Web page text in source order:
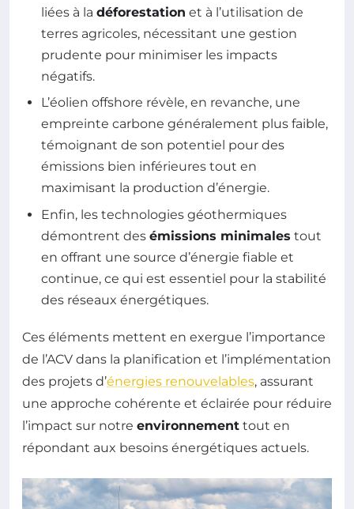
liées à la déforestation et à l’utilisation de
terres agricoles, nécessitant une gestion
prudente pour minimiser les impacts
négatifs.
L’éolien offshore révèle, en revanche, une
empreinte carbone généralement plus faible,
témoignant de son potentiel pour des
émissions bien inférieures tout en
maximisant la production d’énergie.
Enfin, les technologies géothermiques
démontrent des émissions minimales tout
en offrant une source d’énergie fiable et
continue, ce qui est essentiel pour la stabilité
des réseaux énergétiques.
Ces éléments mettent en exergue l’importance
de l’ACV dans la planification et l’implémentation
des projets d’énergies renouvelables, assurant
une approche cohérente et éclairée pour réduire
l’impact sur notre environnement tout en
répondant aux besoins énergétiques actuels.